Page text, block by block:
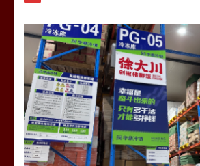
上海餐饮连锁加速
解冻品食材流通难
0 1分钟